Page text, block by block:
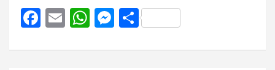
F
ce
E
ail
W
at
M
se
S
ar